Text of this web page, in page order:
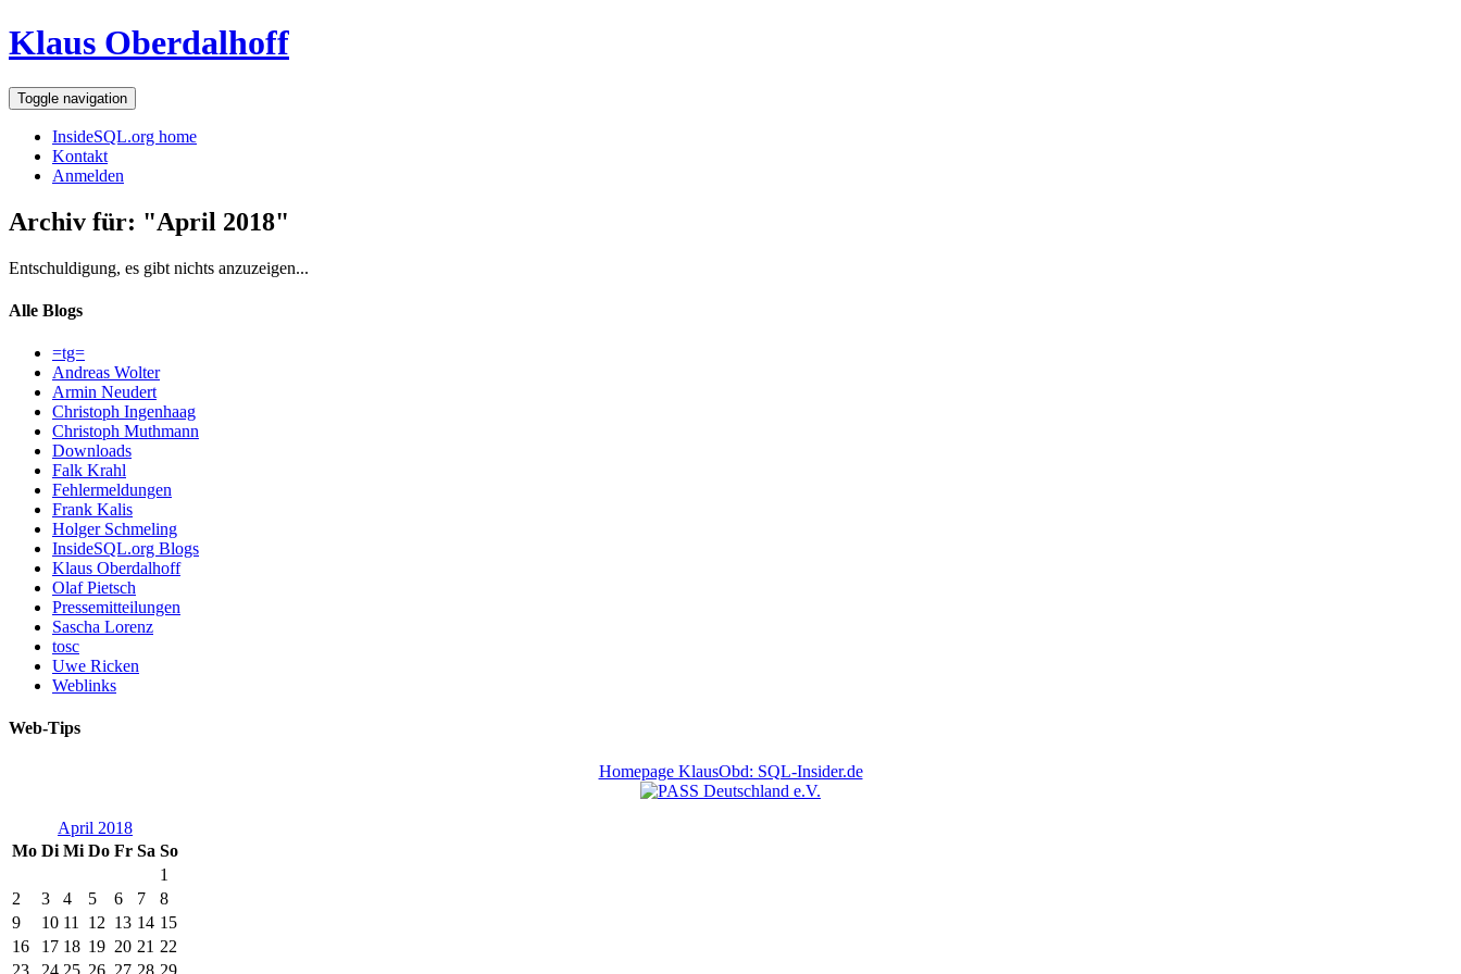
Klaus Oberdalhoff
Toggle navigation
InsideSQL.org home
Kontakt
Anmelden
Archiv für: "April 2018"
Entschuldigung, es gibt nichts anzuzeigen...
Alle Blogs
=tg=
Andreas Wolter
Armin Neudert
Christoph Ingenhaag
Christoph Muthmann
Downloads
Falk Krahl
Fehlermeldungen
Frank Kalis
Holger Schmeling
InsideSQL.org Blogs
Klaus Oberdalhoff
Olaf Pietsch
Pressemitteilungen
Sascha Lorenz
tosc
Uwe Ricken
Weblinks
Web-Tips
Homepage KlausObd: SQL-Insider.de
April 2018
Mo Di Mi Do Fr Sa So
1
2
3 4 5 6 7
8
9
10 11 12 13 14 15
16
17 18 19 20 21 22
23
24 25 26 27 28 29